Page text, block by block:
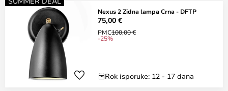
Nexus 2 Zidna lampa Crna - DFTP
75,00 €
PMC100,00 €
-25%
Rok isporuke: 12 - 17 dana